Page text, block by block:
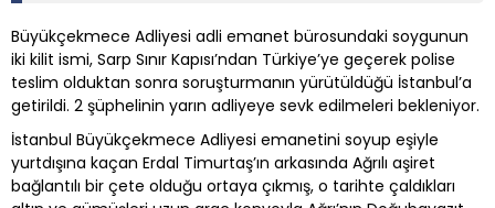
Büyükçekmece Adliyesi adli emanet bürosundaki soygunun
iki kilit ismi, Sarp Sınır Kapısı’ndan Türkiye’ye geçerek polise
teslim olduktan sonra soruşturmanın yürütüldüğü İstanbul’a
getirildi. 2 şüphelinin yarın adliyeye sevk edilmeleri bekleniyor.
İstanbul Büyükçekmece Adliyesi emanetini soyup eşiyle
yurtdışına kaçan Erdal Timurtaş’ın arkasında Ağrılı aşiret
bağlantılı bir çete olduğu ortaya çıkmış, o tarihte çaldıkları